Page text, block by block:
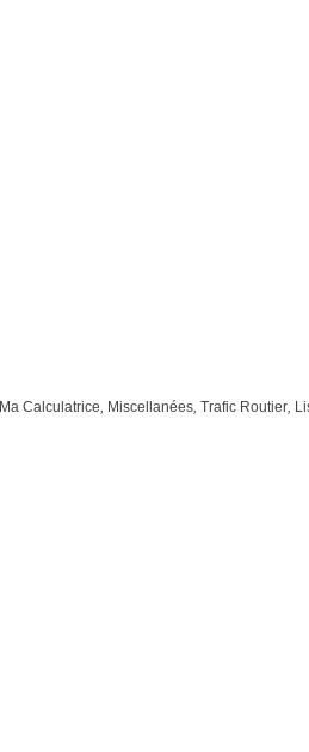
Ma Calculatrice, Miscellanées, Trafic Routier,